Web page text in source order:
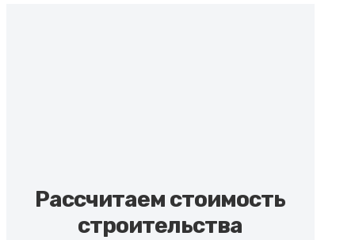
Рассчитаем стоимость
строительства